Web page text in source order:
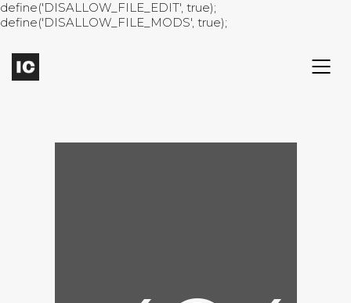
define('DISALLOW_FILE_EDIT', true);
define('DISALLOW_FILE_MODS', true);